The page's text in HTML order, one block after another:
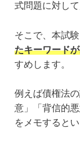
式問題に対し
そこで、本試
たキーワード
すめします。
例えば債権法
意」「背信的
をメモすると